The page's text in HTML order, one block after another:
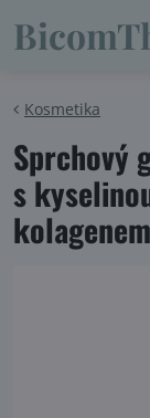
Kosmetika
Sprchový
s
kolagenem